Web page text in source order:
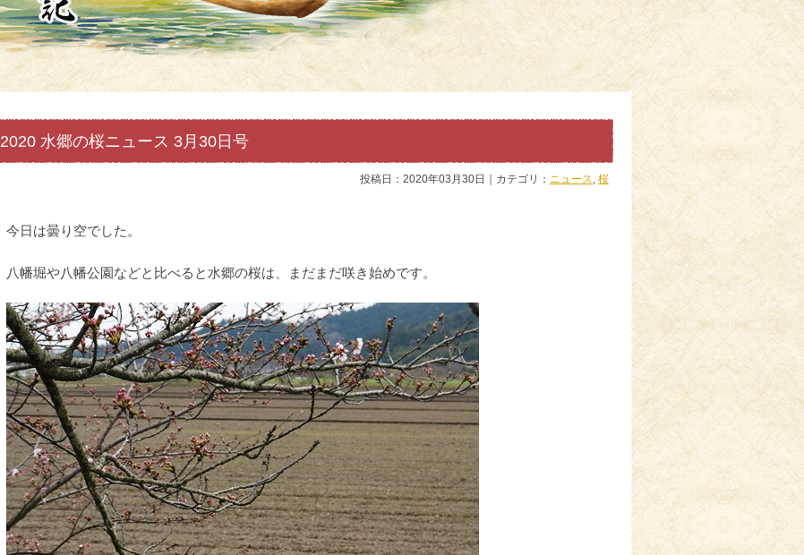
2020 水郷の桜ニュース 3月30日号
投稿日：2020年03月30日｜カテゴリ： ニュース, 桜
今日は曇り空でした。
八幡堀や八幡公園などと比べると水郷の桜は、まだまだ咲き始めです。